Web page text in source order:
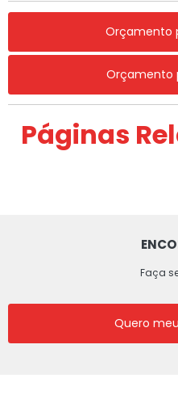
Orçamento
Orçamento
Páginas
Faça
Quero